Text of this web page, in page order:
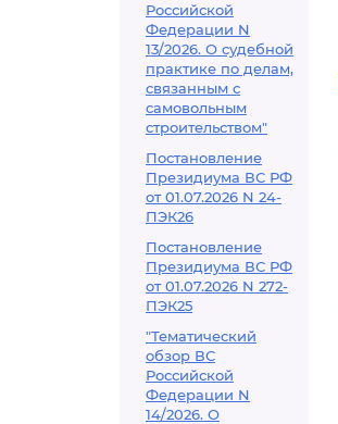
Российской
Федерации N
13/2026. О судебной
практике по делам,
связанным с
самовольным
строительством"
Постановление
Президиума ВС РФ
от 01.07.2026 N 24-
ПЭК26
Постановление
Президиума ВС РФ
от 01.07.2026 N 272-
ПЭК25
"Тематический
обзор ВС
Российской
Федерации N
14/2026. О